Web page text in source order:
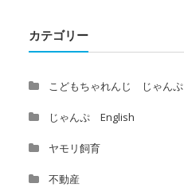
カテゴリー
こどもちゃれんじ じゃんぷ
じゃんぷ English
ヤモリ飼育
不動産